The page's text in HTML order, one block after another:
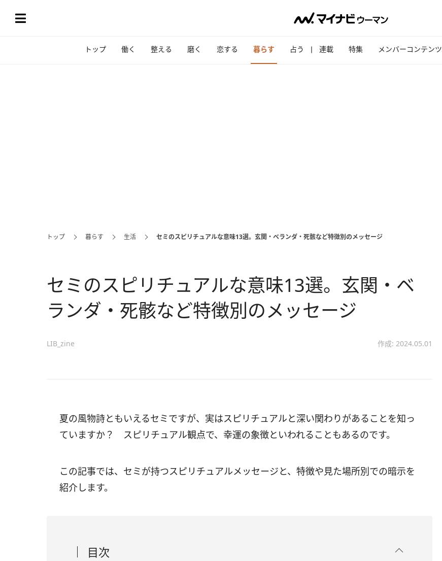
トップ 働く 整える 磨く 恋する 暮らす 占う 連載 特集 メンバーコンテンツ
トップ 暮らす 生活 セミのスピリチュアルな意味13選。玄関・ベランダ・死骸など特徴別のメッセージ
セミのスピリチュアルな意味13選。玄関・ベ
ランダ・死骸など特徴別のメッセージ
LIB_zine 作成: 2024.05.01
夏の風物詩ともいえるセミですが、実はスピリチュアルと深い関わりがあることを知っ
ていますか？ スピリチュアル観点で、幸運の象徴といわれることもあるのです。
この記事では、セミが持つスピリチュアルメッセージと、特徴や見た場所別での暗示を
紹介します。
目次